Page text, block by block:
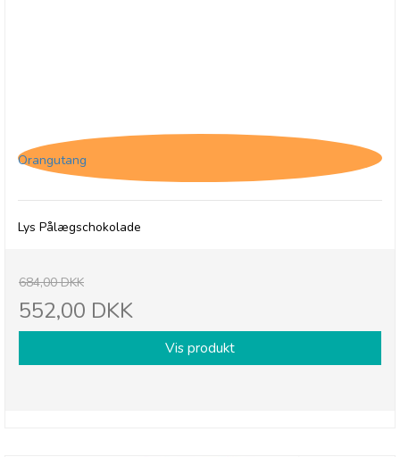
Orangutang
Lys Pålægschokolade
684,00 DKK
552,00 DKK
Vis produkt